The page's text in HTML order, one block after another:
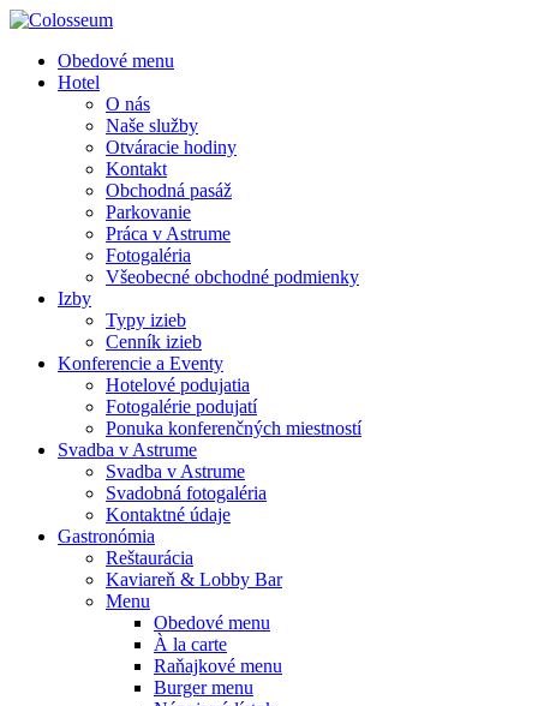
Obedové menu
Hotel
O nás
Naše služby
Otváracie hodiny
Kontakt
Obchodná pasáž
Parkovanie
Práca v Astrume
Fotogaléria
Všeobecné obchodné podmienky
Izby
Typy izieb
Cenník izieb
Konferencie a Eventy
Hotelové podujatia
Fotogalérie podujatí
Ponuka konferenčných miestností
Svadba v Astrume
Svadba v Astrume
Svadobná fotogaléria
Kontaktné údaje
Gastronómia
Reštaurácia
Kaviareň & Lobby Bar
Menu
Obedové menu
À la carte
Raňajkové menu
Burger menu